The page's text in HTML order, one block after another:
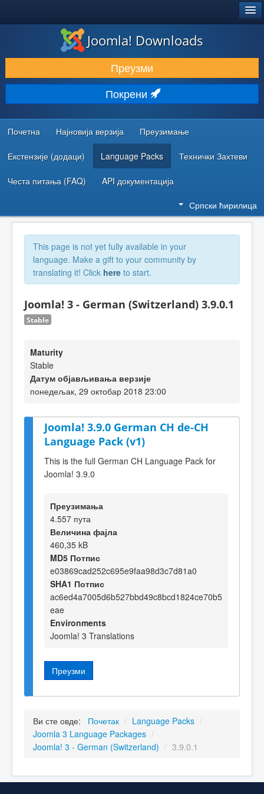
ПРЕУЗИМАЊЕ И ПРОШИРЕЊА (ЕКСТЕНЗИЈЕ)
ОТКРИЈТЕ И НАУЧИТЕ
ЗАЈЕДНИЦА И ПОДРШКА
РЕСУРСИ ЗА РАЗВОЈ
Joomla! Downloads
Преузми
Покрени
Почетна Најновија верзија Преузимање
Екстензије (додаци) Language Packs Технички Захтеви
Честа питања (FAQ) API документација
Српски ћирилица
This page is not yet fully available in your
language. Make a gift to your community by
translating it! Click here to start.
Joomla! 3 - German (Switzerland) 3.9.0.1
Stable
Maturity
Stable
Датум објављивања верзије
понедељак, 29 октобар 2018 23:00
Joomla! 3.9.0 German CH de-CH
Language Pack (v1)
This is the full German CH Language Pack for
Joomla! 3.9.0
Преузимања
4.557 пута
Величина фајла
460,35 kB
MD5 Потпис
e03869cad252c695e9faa98d3c7d81a0
SHA1 Потпис
ac6ed4a7005d6b527bbd49c8bcd1824ce70b5
eae
Environments
Joomla! 3 Translations
Преузми
Ви сте овде: Почетак / Language Packs /
Joomla 3 Language Packages /
Joomla! 3 - German (Switzerland) / 3.9.0.1